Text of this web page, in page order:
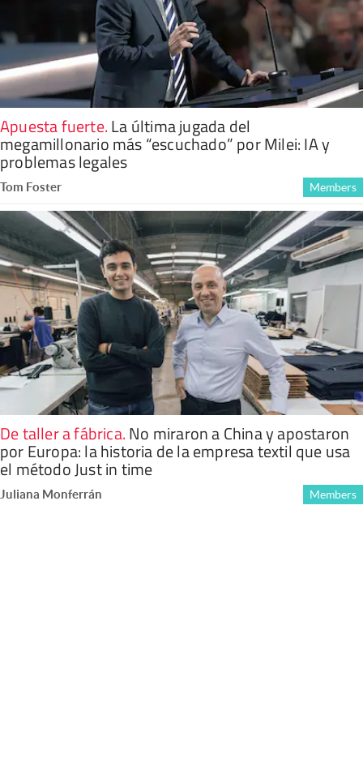
Apuesta fuerte.La última jugada del
megamillonario más “escuchado” por Milei: IA y
problemas legales
Tom Foster Members
De taller a fábrica.No miraron a China y apostaron
por Europa: la historia de la empresa textil que usa
el método Just in time
Juliana Monferrán Members